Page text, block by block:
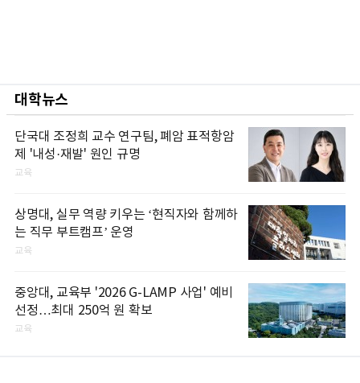
대학뉴스
단국대 조정희 교수 연구팀, 폐암 표적항암
제 '내성·재발' 원인 규명
교육
상명대, 실무 역량 키우는 ‘현직자와 함께하
는 직무 부트캠프’ 운영
교육
중앙대, 교육부 '2026 G-LAMP 사업' 예비
선정…최대 250억 원 확보
교육